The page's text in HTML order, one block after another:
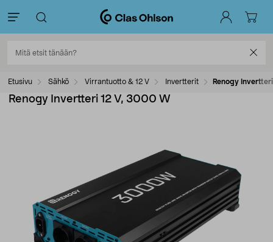
Etusivu Sähkö Virrantuotto & 12 V Invertterit Renogy
Renogy Invertteri 12 V, 3000 W